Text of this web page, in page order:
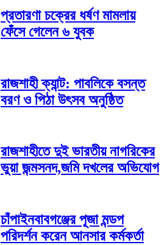
প্রতারণা চক্রের ধর্ষণ মামলায়
ফেঁসে গেলেন ৬ যুবক
রাজশাহী ক্যান্ট: পাবলিকে বসন্ত
বরণ ও পিঠা উৎসব অনুষ্ঠিত
রাজশাহীতে দুই ভারতীয় নাগরিকের
ভুয়া জন্মসনদ,জমি দখলের অভিযোগ
চাঁপাইনবাবগঞ্জের পূজা মন্ডপ
পরিদর্শন করেন আনসার কর্মকর্তা